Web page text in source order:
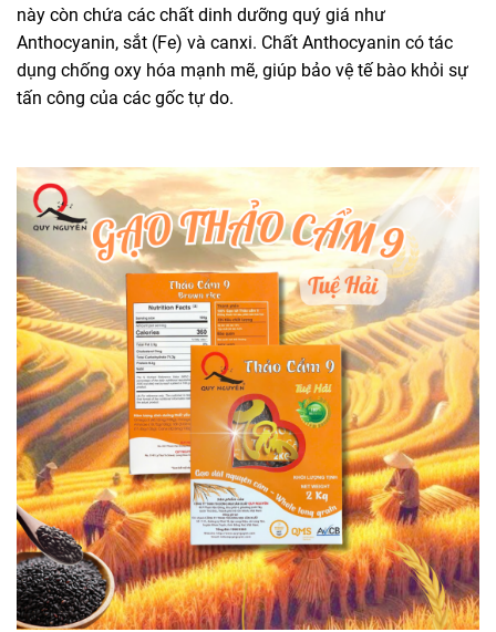
này còn chứa các chất dinh dưỡng quý giá như
Anthocyanin, sắt (Fe) và canxi. Chất Anthocyanin có tác
dụng chống oxy hóa mạnh mẽ, giúp bảo vệ tế bào khỏi sự
tấn công của các gốc tự do.